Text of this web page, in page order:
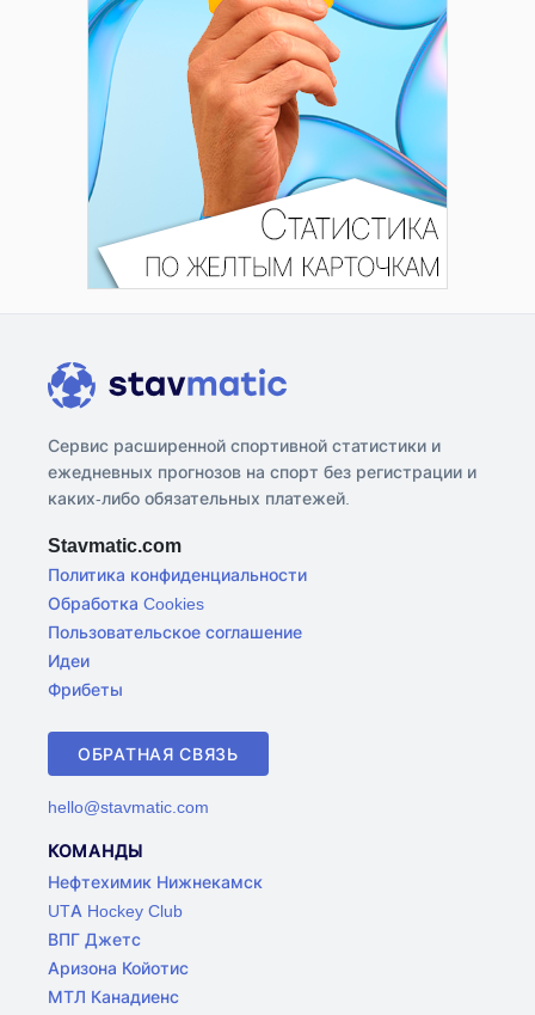
Сервис расширенной спортивной статистики и
ежедневных прогнозов на спорт без регистрации и
каких-либо обязательных платежей.
Stavmatic.com
Политика конфиденциальности
Обработка Cookies
Пользовательское соглашение
Идеи
Фрибеты
ОБРАТНАЯ СВЯЗЬ
hello@stavmatic.com
КОМАНДЫ
Нефтехимик Нижнекамск
UTA Hockey Club
ВПГ Джетс
Аризона Койотис
МТЛ Канадиенс